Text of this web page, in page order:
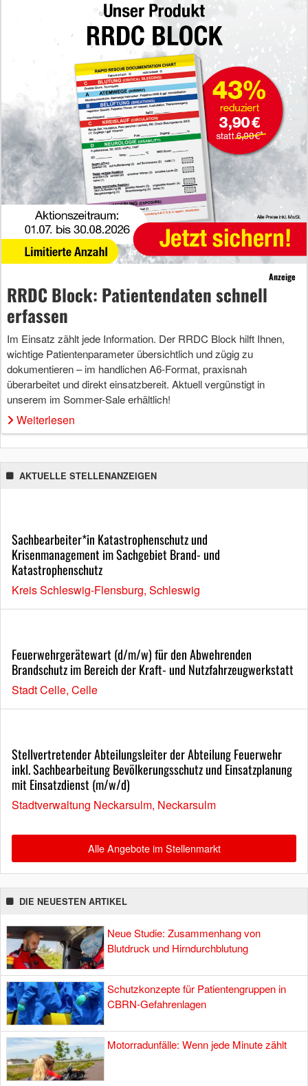
Anzeige
RRDC Block: Patientendaten schnell
erfassen
Im Einsatz zählt jede Information. Der RRDC Block hilft Ihnen,
wichtige Patientenparameter übersichtlich und zügig zu
dokumentieren – im handlichen A6-Format, praxisnah
überarbeitet und direkt einsatzbereit. Aktuell vergünstigt in
unserem im Sommer-Sale erhältlich!
Weiterlesen
AKTUELLE STELLENANZEIGEN
Sachbearbeiter*in Katastrophenschutz und
Krisenmanagement im Sachgebiet Brand- und
Katastrophenschutz
Kreis Schleswig-Flensburg, Schleswig
Feuerwehrgerätewart (d/m/w) für den Abwehrenden
Brandschutz im Bereich der Kraft- und Nutzfahrzeugwerkstatt
Stadt Celle, Celle
Stellvertretender Abteilungsleiter der Abteilung Feuerwehr
inkl. Sachbearbeitung Bevölkerungsschutz und Einsatzplanung
mit Einsatzdienst (m/w/d)
Stadtverwaltung Neckarsulm, Neckarsulm
Alle Angebote im Stellenmarkt
DIE NEUESTEN ARTIKEL
Neue Studie: Zusammenhang von
Blutdruck und Hirndurchblutung
Schutzkonzepte für Patientengruppen in
CBRN-Gefahrenlagen
Motorradunfälle: Wenn jede Minute zählt